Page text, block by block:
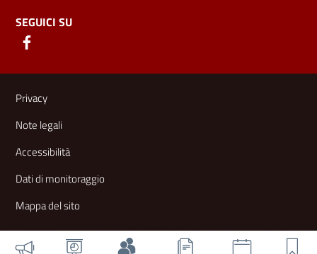
SEGUICI SU
Link e informazioni utili
Privacy
Note legali
Accessibilità
Dati di monitoraggio
Mappa del sito